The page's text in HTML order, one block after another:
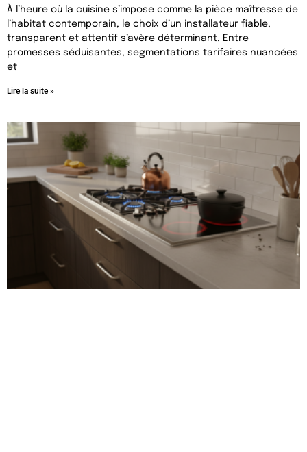
À l’heure où la cuisine s’impose comme la pièce maîtresse de
l’habitat contemporain, le choix d’un installateur fiable,
transparent et attentif s’avère déterminant. Entre
promesses séduisantes, segmentations tarifaires nuancées
et
Lire la suite »